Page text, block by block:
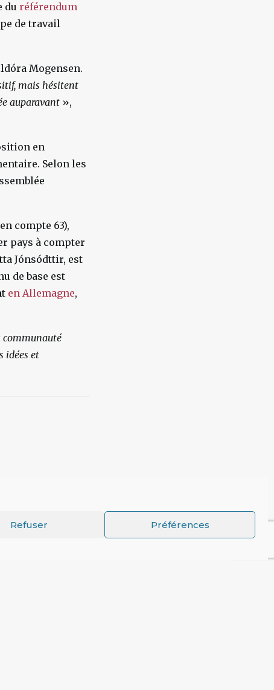
Refuser Préférences
du référendum
de travail
Mogensen.
mais hésitent
auparavant »,
en
Selon les
compte 63),
pays à compter
Jónsódttir, est
de base est
en Allemagne,
communauté
idées et